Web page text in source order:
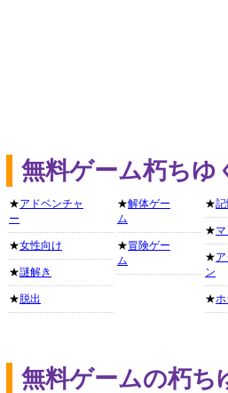
無料ゲーム朽ちゆ
★アドベンチャ
ー
★女性向け
★謎解き
★ 脱出
★解体ゲー
ム
★冒険ゲー
ム
★記
★
★
ン
★ホ
無料ゲームの朽ち